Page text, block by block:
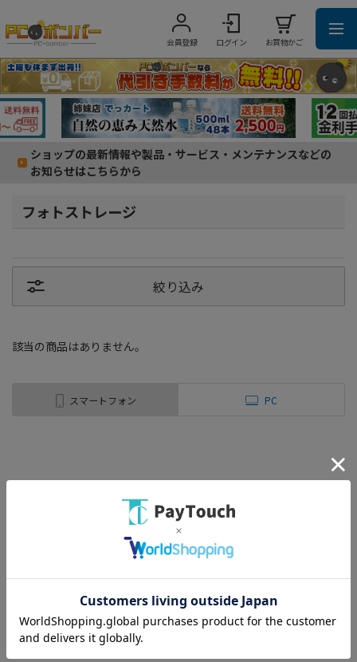
会員登録 ログイン お買物かご
ショップの最新情報や製品・サービス・メンテナンスなどの
お知らせはこちらから
フォトストレージ
絞り込み
該当の商品はありません。
スマートフォン PC